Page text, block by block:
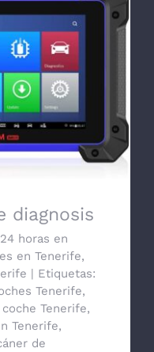
diagnosis
diagnosis
horas en
en Tenerife,
| Etiquetas:
Tenerife,
Tenerife,
Tenerife,
de